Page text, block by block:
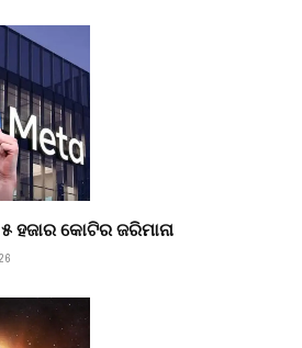
ହଜାର କୋଟିର ଜରିମାନା